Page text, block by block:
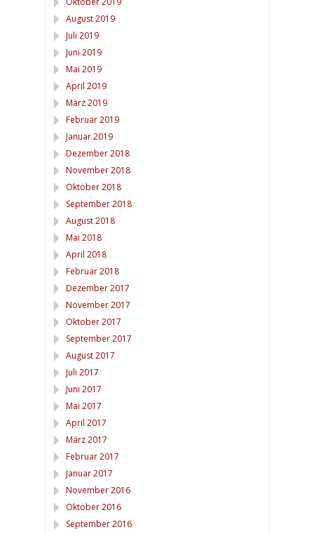
August 2019
Juli 2019
Juni 2019
Mai 2019
April 2019
März 2019
Februar 2019
Januar 2019
Dezember 2018
November 2018
Oktober 2018
September 2018
August 2018
Mai 2018
April 2018
Februar 2018
Dezember 2017
November 2017
Oktober 2017
September 2017
August 2017
Juli 2017
Juni 2017
Mai 2017
April 2017
März 2017
Februar 2017
Januar 2017
November 2016
Oktober 2016
September 2016